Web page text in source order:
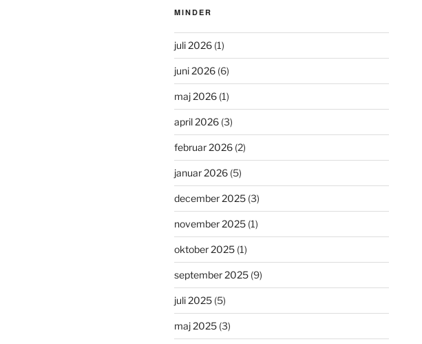
MINDER
juli 2026 (1)
juni 2026 (6)
maj 2026 (1)
april 2026 (3)
februar 2026 (2)
januar 2026 (5)
december 2025 (3)
november 2025 (1)
oktober 2025 (1)
september 2025 (9)
juli 2025 (5)
maj 2025 (3)